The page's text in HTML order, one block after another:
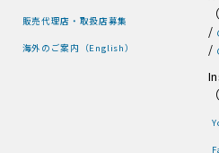
販売代理店・取扱店募集
海外のご案内（English）
（
/
/
（